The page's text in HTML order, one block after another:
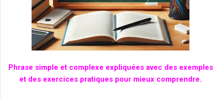
Phrase simple et complexe expliquées avec des exemples
et des exercices pratiques pour mieux comprendre.